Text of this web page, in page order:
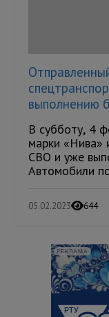
выполнению
В субботу, 4
марки «Нива»
СВО и уже
Автомобили
05.02.2023 644
РЕКЛАМА